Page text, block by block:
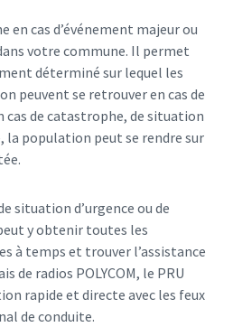
en cas d’événement majeur ou
votre commune. Il permet
déterminé sur lequel les
peuvent se retrouver en cas de
cas de catastrophe, de situation
la population peut se rendre sur
situation d’urgence ou de
y obtenir toutes les
à temps et trouver l’assistance
de radios POLYCOM, le PRU
rapide et directe avec les feux
de conduite.